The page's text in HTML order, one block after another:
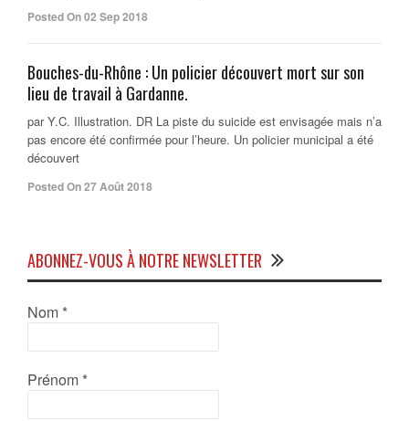
Posted On 02 Sep 2018
Bouches-du-Rhône : Un policier découvert mort sur son
lieu de travail à Gardanne.
par Y.C. Illustration. DR La piste du suicide est envisagée mais n’a
pas encore été confirmée pour l’heure. Un policier municipal a été
découvert
Posted On 27 Août 2018
ABONNEZ-VOUS À NOTRE NEWSLETTER
Nom *
Prénom *